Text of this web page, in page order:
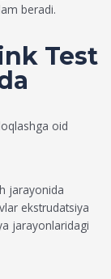
beradi.
Test
oid
jarayonida
ekstrudatsiya
jarayonlaridagi